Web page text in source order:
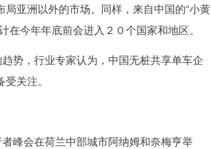
亚洲以外的市场。同样，来自中国的“小黄
今年年底前会进入２０个国家和地区。
势，行业专家认为，中国无桩共享单车企
关注。
峰会在荷兰中部城市阿纳姆和奈梅亨举